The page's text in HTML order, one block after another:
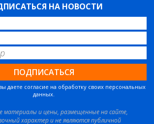
НА НОВОСТИ
даете согласие на обработку своих персональных
данных.
материалы и цены, размещенные на сайте,
характер и не являются публичной